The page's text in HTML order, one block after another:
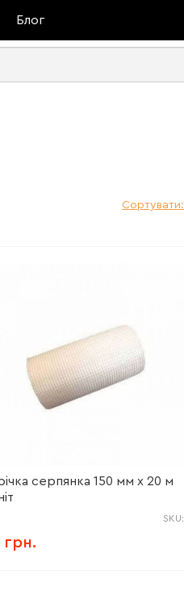
Блог
Сортувати:
серпянка 150 мм х 20 м
SKU:
грн.